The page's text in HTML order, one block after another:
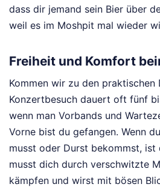
dass dir jemand sein Bier über
weil es im Moshpit mal wieder
Freiheit und Komfort
Kommen wir zu den praktischen
Konzertbesuch dauert oft fünf
wenn man Vorbands und
Vorne bist du gefangen. Wenn
musst oder Durst bekommst, ist
musst dich durch verschwitzte
kämpfen und wirst mit bösen